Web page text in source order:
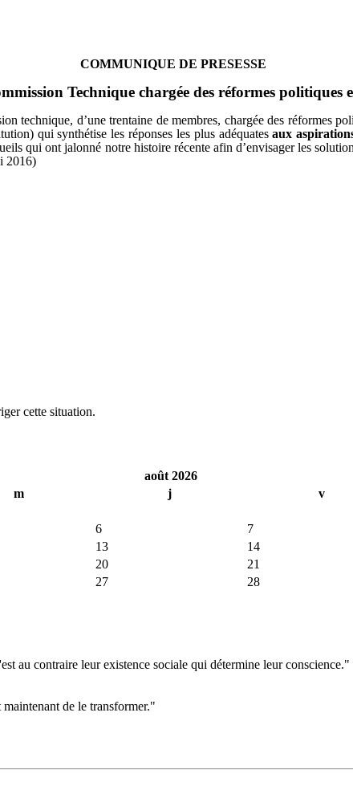
COMMUNIQUE DE PRESESSE
Technique chargée des réformes politiques
technique, d’une trentaine de membres, chargée des réformes
qui synthétise les réponses les plus adéquatesaux
qui ont jalonné notre histoire récente afin d’envisager les
2016)
cette situation.
août 2026
m j v
6
7
13
14
20
21
27
28
au contraire leur existence sociale qui détermine leur conscience."
de le transformer."